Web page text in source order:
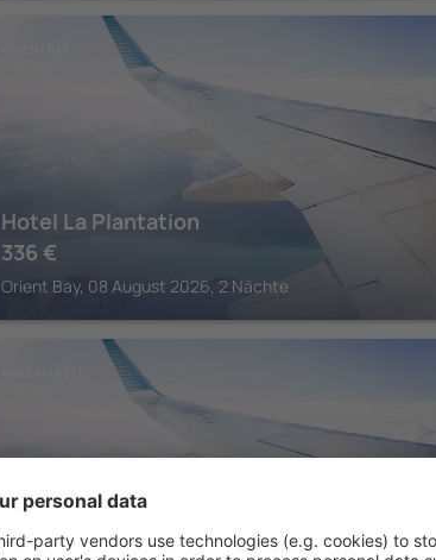
Hotel La Plantation
336 €
Orient Bay, 08 August 2026, 2 Nächte
Le Domaine Anse Marcel Beach Resort